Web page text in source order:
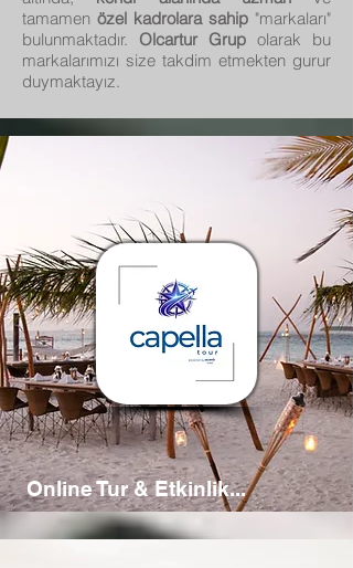
tamamen özel kadrolara sahip "markaları"
bulunmaktadır. Olcartur Grup olarak bu
markalarımızı size takdim etmekten gurur
duymaktayız.
Online Tur & Etkinlik...